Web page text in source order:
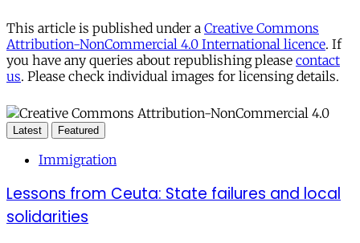
This article is published under a Creative Commons
Attribution-NonCommercial 4.0 International licence. If
you have any queries about republishing please contact
us. Please check individual images for licensing details.
Latest Featured
Immigration
Lessons from Ceuta: State failures and local
solidarities